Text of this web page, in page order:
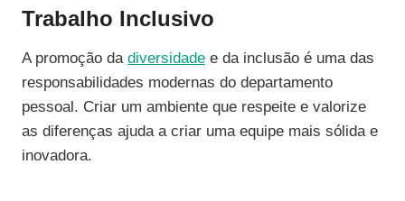
Trabalho Inclusivo
A promoção da diversidade e da inclusão é uma das
responsabilidades modernas do departamento
pessoal. Criar um ambiente que respeite e valorize
as diferenças ajuda a criar uma equipe mais sólida e
inovadora.